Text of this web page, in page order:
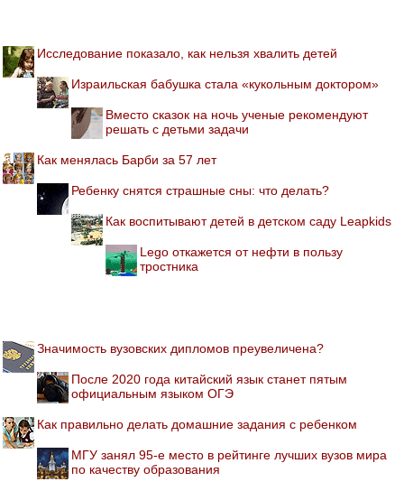
Исследование показало, как нельзя хвалить детей
Израильская бабушка стала «кукольным доктором»
Вместо сказок на ночь ученые рекомендуют
решать с детьми задачи
Как менялась Барби за 57 лет
Ребенку снятся страшные сны: что делать?
Как воспитывают детей в детском саду Leapkids
Lego откажется от нефти в пользу
тростника
Значимость вузовских дипломов преувеличена?
После 2020 года китайский язык станет пятым
официальным языком ОГЭ
Как правильно делать домашние задания с ребенком
МГУ занял 95-е место в рейтинге лучших вузов мира
по качеству образования